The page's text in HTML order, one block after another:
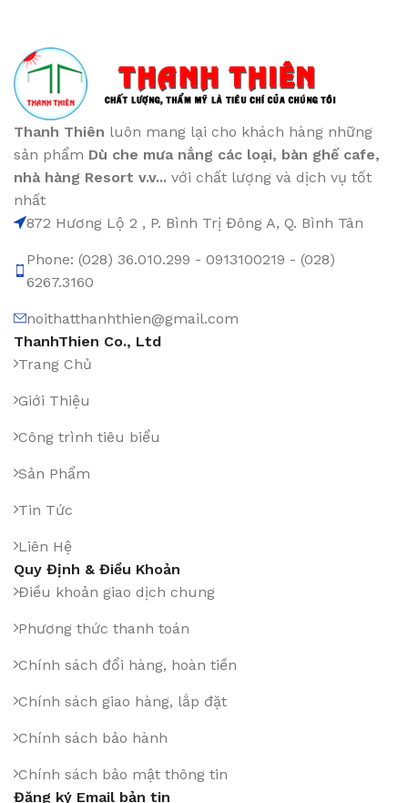
Thanh Thiên luôn mang lại cho khách hàng những
sản phẩm Dù che mưa nắng các loại, bàn ghế cafe,
nhà hàng Resort v.v... với chất lượng và dịch vụ tốt
nhất
872 Hương Lộ 2 , P. Bình Trị Đông A, Q. Bình Tân
Phone: (028) 36.010.299 - 0913100219 - (028)
6267.3160
noithatthanhthien@gmail.com
ThanhThien Co., Ltd
Trang Chủ
Giới Thiệu
Công trình tiêu biểu
Sản Phẩm
Tin Tức
Liên Hệ
Quy Định & Điều Khoản
Điều khoản giao dịch chung
Phương thức thanh toán
Chính sách đổi hàng, hoàn tiền
Chính sách giao hàng, lắp đặt
Chính sách bảo hành
Chính sách bảo mật thông tin
Đăng ký Email bản tin